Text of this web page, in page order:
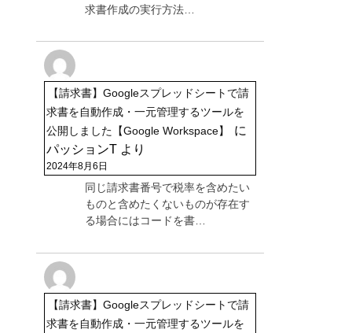
求書作成の実行方法…
【請求書】Googleスプレッドシートで請
求書を自動作成・一元管理するツールを
公開しました【Google Workspace】
に
パッションT より
2024年8月6日
同じ請求書番号で税率を含めたい
ものと含めたくないものが存在す
る場合にはコードを書…
【請求書】Googleスプレッドシートで請
求書を自動作成・一元管理するツールを